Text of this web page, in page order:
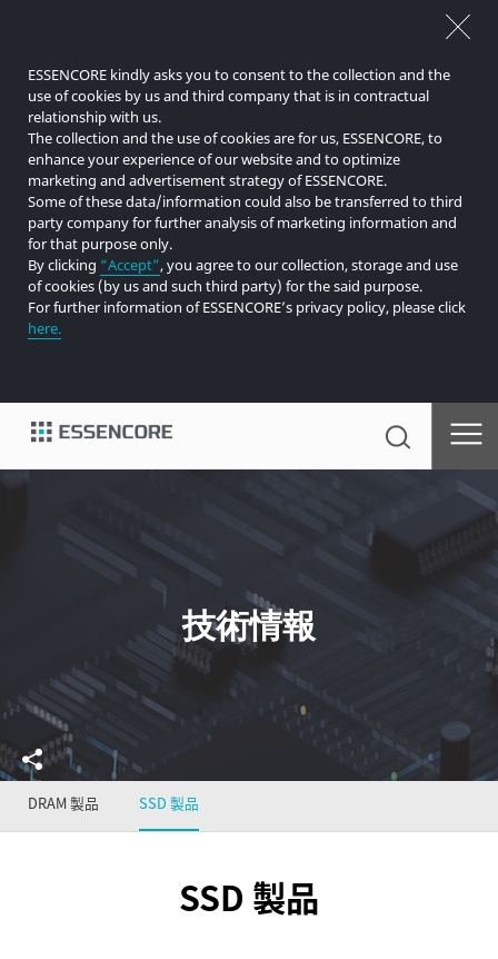
ESSENCORE kindly asks you to consent to the collection and the
use of cookies by us and third company that is in contractual
relationship with us.
The collection and the use of cookies are for us, ESSENCORE, to
enhance your experience of our website and to optimize
marketing and advertisement strategy of ESSENCORE.
Some of these data/information could also be transferred to third
party company for further analysis of marketing information and
for that purpose only.
By clicking “Accept”, you agree to our collection, storage and use
of cookies (by us and such third party) for the said purpose.
For further information of ESSENCORE’s privacy policy, please click
here.
技術情報
DRAM 製品 SSD 製品
SSD 製品